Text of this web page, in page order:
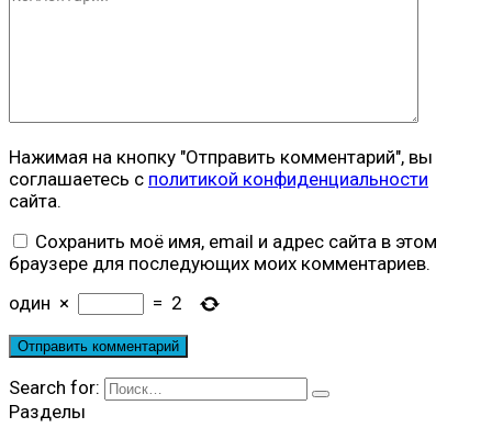
Нажимая на кнопку "Отправить комментарий", вы
соглашаетесь с политикой конфиденциальности
сайта.
Сохранить моё имя, email и адрес сайта в этом
браузере для последующих моих комментариев.
один × = 2
Search for:
Разделы